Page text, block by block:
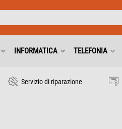
INFORMATICA TELEFONIA
Servizio di riparazione